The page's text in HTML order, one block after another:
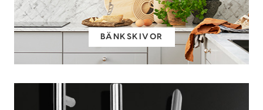
BÄNKSKIVOR